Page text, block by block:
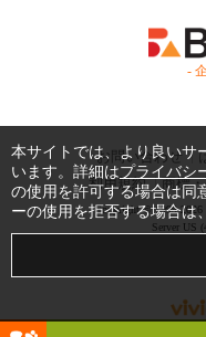
-
お問い合わせ
利用規約
商標
Copyright © 1999-2026
Server US
本サイトでは、より良いサ
います。詳細はプライバシ
の使用を許可する場合は同
ーの使用を拒否する場合は